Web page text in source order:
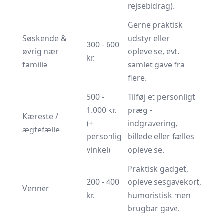
rejsebidrag).
Søskende &
øvrig nær
familie
300 - 600
kr.
Gerne praktisk
udstyr eller
oplevelse, evt.
samlet gave fra
flere.
Kæreste /
ægtefælle
500 -
1.000 kr.
(+
personlig
vinkel)
Tilføj et personligt
præg -
indgravering,
billede eller fælles
oplevelse.
Venner
200 - 400
kr.
Praktisk gadget,
oplevelsesgavekort,
humoristisk men
brugbar gave.